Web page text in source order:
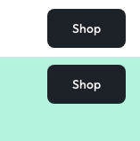
Shop
Shop